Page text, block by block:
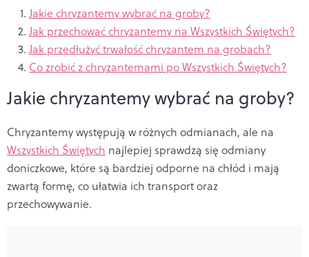
Jakie chryzantemy wybrać na groby?
Jak przechować chryzantemy na Wszystkich Świętych?
Jak przedłużyć trwałość chryzantem na grobach?
Co zrobić z chryzantemami po Wszystkich Świętych?
Jakie chryzantemy wybrać na groby?
Chryzantemy występują w różnych odmianach, ale na
Wszystkich Świętych najlepiej sprawdzą się odmiany
doniczkowe, które są bardziej odporne na chłód i mają
zwartą formę, co ułatwia ich transport oraz
przechowywanie.